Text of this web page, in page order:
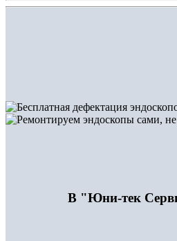
В "Юни-тек